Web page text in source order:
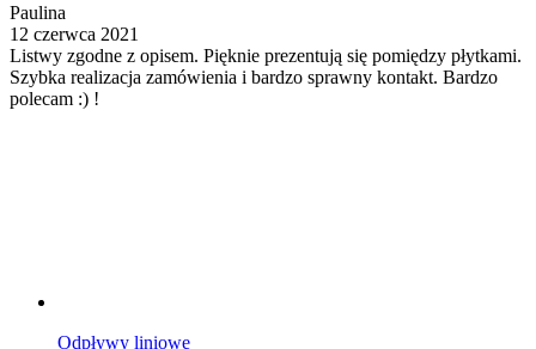
Paulina
12 czerwca 2021
Listwy zgodne z opisem. Pięknie prezentują się pomiędzy płytkami.
Szybka realizacja zamówienia i bardzo sprawny kontakt. Bardzo
polecam :) !
Odpływy liniowe